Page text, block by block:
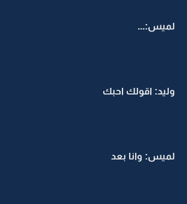
لميس:...
وليد: اقولك احبك
لميس: وانا بعد